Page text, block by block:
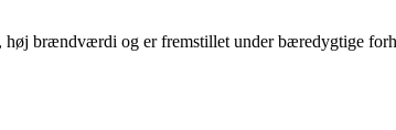
brændværdi og er fremstillet under bæredygtige